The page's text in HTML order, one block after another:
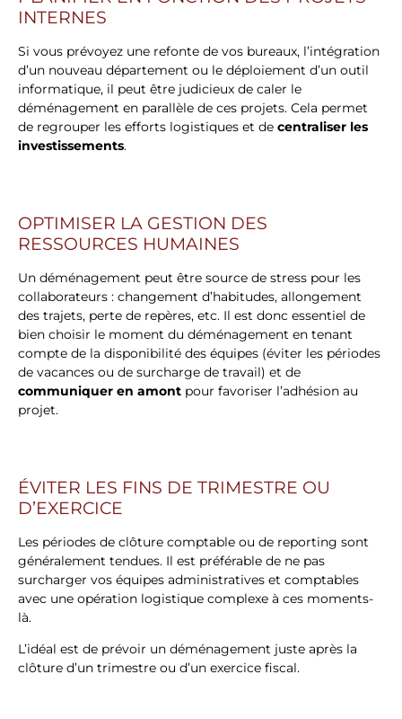
INTERNES
Si vous prévoyez une refonte de vos bureaux, l’intégration
d’un nouveau département ou le déploiement d’un outil
informatique, il peut être judicieux de caler le
déménagement en parallèle de ces projets. Cela permet
de regrouper les efforts logistiques et de centraliser les
investissements.
OPTIMISER LA GESTION DES
RESSOURCES HUMAINES
Un déménagement peut être source de stress pour les
collaborateurs : changement d’habitudes, allongement
des trajets, perte de repères, etc. Il est donc essentiel de
bien choisir le moment du déménagement en tenant
compte de la disponibilité des équipes (éviter les périodes
de vacances ou de surcharge de travail) et de
communiquer en amont pour favoriser l’adhésion au
projet.
ÉVITER LES FINS DE TRIMESTRE OU
D’EXERCICE
Les périodes de clôture comptable ou de reporting sont
généralement tendues. Il est préférable de ne pas
surcharger vos équipes administratives et comptables
avec une opération logistique complexe à ces moments-
là.
L’idéal est de prévoir un déménagement juste après la
clôture d’un trimestre ou d’un exercice fiscal.